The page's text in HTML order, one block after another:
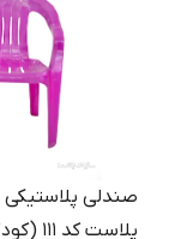
پلاست کد ۱۱۱ (کودک)